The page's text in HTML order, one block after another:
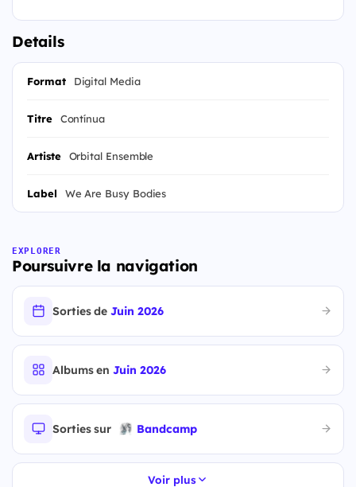
Details
Format Digital Media
Titre Contínua
Artiste Orbital Ensemble
Label We Are Busy Bodies
EXPLORER
Poursuivre la navigation
Sorties deJuin 2026
Albums enJuin 2026
Sorties sur Bandcamp
Voir plus